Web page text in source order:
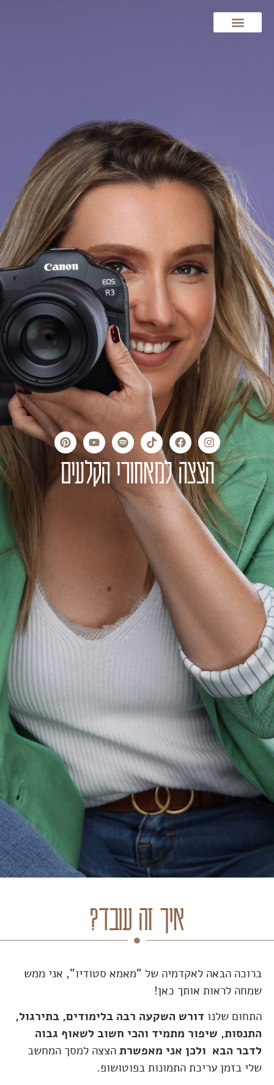
הצצה למאחורי הקלעים
איך זה עובד?
ברוכה הבאה לאקדמיה של "מאמא סטודיו", אני ממש
שמחה לראות אותך כאן!
התחום שלנו דורש השקעה רבה בלימודים, בתירגול,
התנסות, שיפור מתמיד והכי חשוב לשאוף גבוה
לדבר הבא ולכן אני מאפשרתהצצה למסך המחשב
שלי בזמן עריכת התמונות בפוטושופ.